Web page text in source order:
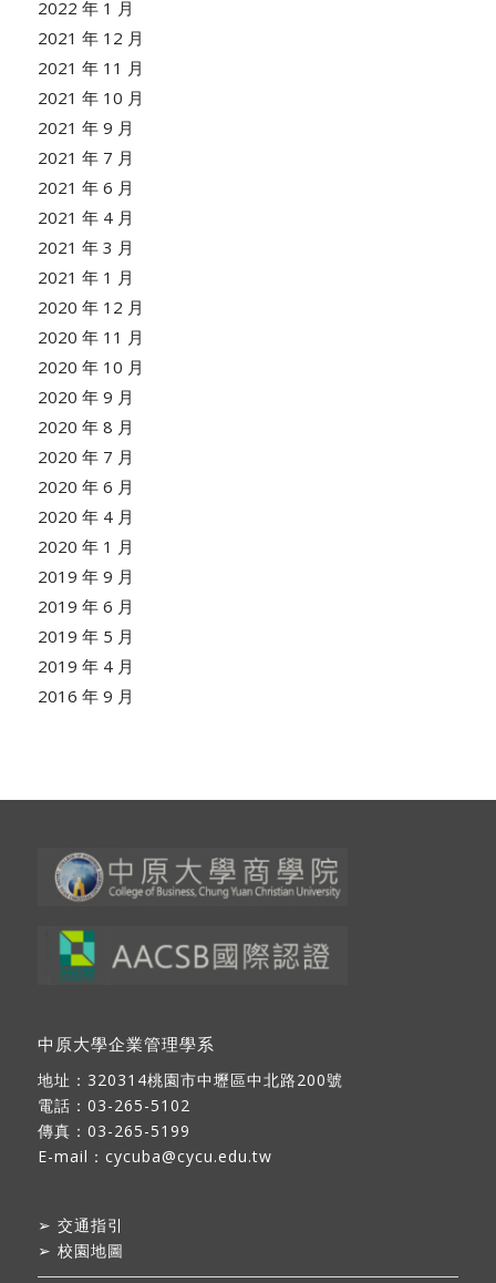
2022 年 1 月
2021 年 12 月
2021 年 11 月
2021 年 10 月
2021 年 9 月
2021 年 7 月
2021 年 6 月
2021 年 4 月
2021 年 3 月
2021 年 1 月
2020 年 12 月
2020 年 11 月
2020 年 10 月
2020 年 9 月
2020 年 8 月
2020 年 7 月
2020 年 6 月
2020 年 4 月
2020 年 1 月
2019 年 9 月
2019 年 6 月
2019 年 5 月
2019 年 4 月
2016 年 9 月
中原大學企業管理學系
地址： 320314桃園市中壢區中北路200號
電話：03-265-5102
傳真：03-265-5199
E-mail： cycuba@cycu.edu.tw
➢ 交通指引
➢ 校園地圖